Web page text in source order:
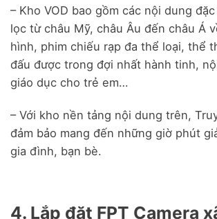
– Kho VOD bao gồm các nội dung
lọc từ châu Mỹ, châu Âu đến châu Á
hình, phim chiếu rạp đa thể loại, thể
đấu được trong đợi nhất hành tinh,
giáo dục cho trẻ em…
– Với kho nền tảng nội dung trên,
đảm bảo mang đến những giờ phút
gia đình, bạn bè.
4. Lắp đặt FPT Camera